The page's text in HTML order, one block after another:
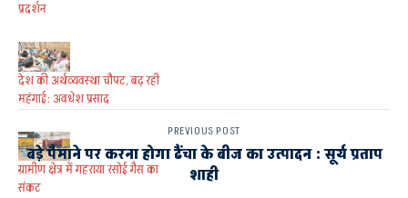
प्रदर्शन
देश की अर्थव्यवस्था चौपट, बढ़ रही
महंगाई: अवधेश प्रसाद
ग्रामीण क्षेत्र में गहराया रसोई गैस का
संकट
PREVIOUS POST
बड़े पैमाने पर करना होगा ढैंचा के बीज का उत्पादन : सूर्य प्रताप
शाही